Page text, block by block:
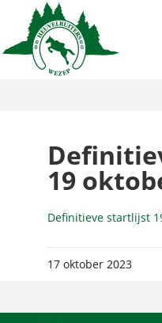
19
Definitieve startlijst
17 oktober 2023